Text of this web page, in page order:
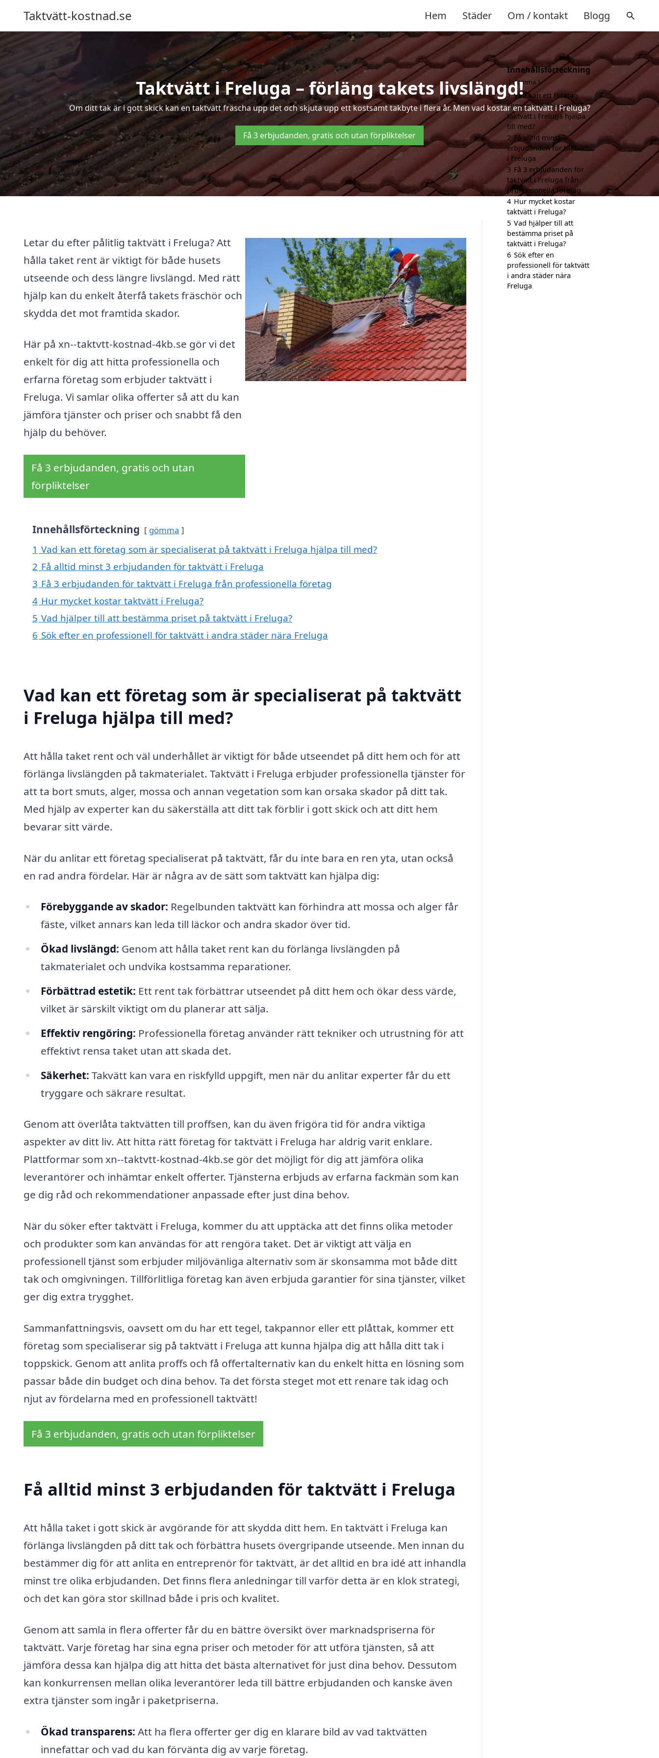
Taktvätt-kostnad.se Hem Städer Om / kontakt Blogg
Taktvätt i Freluga – förläng takets livslängd!
Om ditt tak är i gott skick kan en taktvätt fräscha upp det och skjuta upp ett kostsamt takbyte i flera år. Men vad kostar en taktvätt i Freluga?
Få 3 erbjudanden, gratis och utan förpliktelser
Letar du efter pålitlig taktvätt i Freluga? Att
hålla taket rent är viktigt för både husets
utseende och dess längre livslängd. Med rätt
hjälp kan du enkelt återfå takets fräschör och
skydda det mot framtida skador.
Här på xn--taktvtt-kostnad-4kb.se gör vi det
enkelt för dig att hitta professionella och
erfarna företag som erbjuder taktvätt i
Freluga. Vi samlar olika offerter så att du kan
jämföra tjänster och priser och snabbt få den
hjälp du behöver.
Få 3 erbjudanden, gratis och utan
förpliktelser
Innehållsförteckning gömma
1 Vad kan ett företag som är specialiserat på taktvätt i Freluga hjälpa till med?
2 Få alltid minst 3 erbjudanden för taktvätt i Freluga
3 Få 3 erbjudanden för taktvätt i Freluga från professionella företag
4 Hur mycket kostar taktvätt i Freluga?
5 Vad hjälper till att bestämma priset på taktvätt i Freluga?
6 Sök efter en professionell för taktvätt i andra städer nära Freluga
Vad kan ett företag som är specialiserat på taktvätt
i Freluga hjälpa till med?
Att hålla taket rent och väl underhållet är viktigt för både utseendet på ditt hem och för att
förlänga livslängden på takmaterialet. Taktvätt i Freluga erbjuder professionella tjänster för
att ta bort smuts, alger, mossa och annan vegetation som kan orsaka skador på ditt tak.
Med hjälp av experter kan du säkerställa att ditt tak förblir i gott skick och att ditt hem
bevarar sitt värde.
När du anlitar ett företag specialiserat på taktvätt, får du inte bara en ren yta, utan också
en rad andra fördelar. Här är några av de sätt som taktvätt kan hjälpa dig:
Förebyggande av skador: Regelbunden taktvätt kan förhindra att mossa och alger får
fäste, vilket annars kan leda till läckor och andra skador över tid.
Ökad livslängd: Genom att hålla taket rent kan du förlänga livslängden på
takmaterialet och undvika kostsamma reparationer.
Förbättrad estetik: Ett rent tak förbättrar utseendet på ditt hem och ökar dess värde,
vilket är särskilt viktigt om du planerar att sälja.
Effektiv rengöring: Professionella företag använder rätt tekniker och utrustning för att
effektivt rensa taket utan att skada det.
Säkerhet: Takvätt kan vara en riskfylld uppgift, men när du anlitar experter får du ett
tryggare och säkrare resultat.
Genom att överlåta taktvätten till proffsen, kan du även frigöra tid för andra viktiga
aspekter av ditt liv. Att hitta rätt företag för taktvätt i Freluga har aldrig varit enklare.
Plattformar som xn--taktvtt-kostnad-4kb.se gör det möjligt för dig att jämföra olika
leverantörer och inhämtar enkelt offerter. Tjänsterna erbjuds av erfarna fackmän som kan
ge dig råd och rekommendationer anpassade efter just dina behov.
När du söker efter taktvätt i Freluga, kommer du att upptäcka att det finns olika metoder
och produkter som kan användas för att rengöra taket. Det är viktigt att välja en
professionell tjänst som erbjuder miljövänliga alternativ som är skonsamma mot både ditt
tak och omgivningen. Tillförlitliga företag kan även erbjuda garantier för sina tjänster, vilket
ger dig extra trygghet.
Sammanfattningsvis, oavsett om du har ett tegel, takpannor eller ett plåttak, kommer ett
företag som specialiserar sig på taktvätt i Freluga att kunna hjälpa dig att hålla ditt tak i
toppskick. Genom att anlita proffs och få offertalternativ kan du enkelt hitta en lösning som
passar både din budget och dina behov. Ta det första steget mot ett renare tak idag och
njut av fördelarna med en professionell taktvätt!
Få 3 erbjudanden, gratis och utan förpliktelser
Få alltid minst 3 erbjudanden för taktvätt i Freluga
Att hålla taket i gott skick är avgörande för att skydda ditt hem. En taktvätt i Freluga kan
förlänga livslängden på ditt tak och förbättra husets övergripande utseende. Men innan du
bestämmer dig för att anlita en entreprenör för taktvätt, är det alltid en bra idé att inhandla
minst tre olika erbjudanden. Det finns flera anledningar till varför detta är en klok strategi,
och det kan göra stor skillnad både i pris och kvalitet.
Genom att samla in flera offerter får du en bättre översikt över marknadspriserna för
taktvätt. Varje företag har sina egna priser och metoder för att utföra tjänsten, så att
jämföra dessa kan hjälpa dig att hitta det bästa alternativet för just dina behov. Dessutom
kan konkurrensen mellan olika leverantörer leda till bättre erbjudanden och kanske även
extra tjänster som ingår i paketpriserna.
Ökad transparens: Att ha flera offerter ger dig en klarare bild av vad taktvätten
innefattar och vad du kan förvänta dig av varje företag.
Innehållsförteckning
gömma
1 Vad kan ett företag
som är specialiserat på
taktvätt i Freluga hjälpa
till med?
2 Få alltid minst 3
erbjudanden för taktvätt
i Freluga
3 Få 3 erbjudanden för
taktvätt i Freluga från
professionella företag
4 Hur mycket kostar
taktvätt i Freluga?
5 Vad hjälper till att
bestämma priset på
taktvätt i Freluga?
6 Sök efter en
professionell för taktvätt
i andra städer nära
Freluga